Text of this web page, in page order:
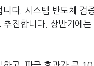
다. 시스템 반도체 검
진합니다. 상반기에는